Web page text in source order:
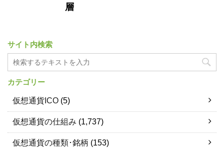
層
サイト内検索
カテゴリー
仮想通貨ICO (5)
仮想通貨の仕組み (1,737)
仮想通貨の種類･銘柄 (153)